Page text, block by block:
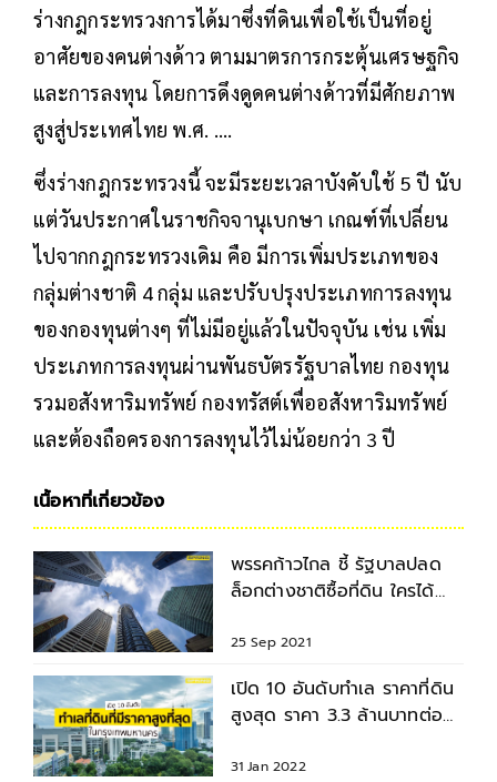
ร่างกฎกระทรวงการได้มาซึ่งที่ดินเพื่อใช้เป็นที่อยู่
อาศัยของคนต่างด้าว ตามมาตรการกระตุ้นเศรษฐกิจ
และการลงทุน โดยการดึงดูดคนต่างด้าวที่มีศักยภาพ
สูงสู่ประเทศไทย พ.ศ. ....
ซึ่งร่างกฎกระทรวงนี้ จะมีระยะเวลาบังคับใช้ 5 ปี นับ
แต่วันประกาศในราชกิจจานุเบกษา เกณฑ์ที่เปลี่ยน
ไปจากกฎกระทรวงเดิม คือ มีการเพิ่มประเภทของ
กลุ่มต่างชาติ 4 กลุ่ม และปรับปรุงประเภทการลงทุน
ของกองทุนต่างๆ ที่ไม่มีอยู่แล้วในปัจจุบัน เช่น เพิ่ม
ประเภทการลงทุนผ่านพันธบัตรรัฐบาลไทย กองทุน
รวมอสังหาริมทรัพย์ กองทรัสต์เพื่ออสังหาริมทรัพย์
และต้องถือครองการลงทุนไว้ไม่น้อยกว่า 3 ปี
เนื้อหาที่เกี่ยวข้อง
พรรคก้าวไกล ชี้ รัฐบาลปลด
ล็อกต่างชาติซื้อที่ดิน ใครได้
25 Sep 2021
เปิด 10 อันดับทำเล ราคาที่ดิน
สูงสุด ราคา 3.3 ล้านบาทต่อตา
31 Jan 2022